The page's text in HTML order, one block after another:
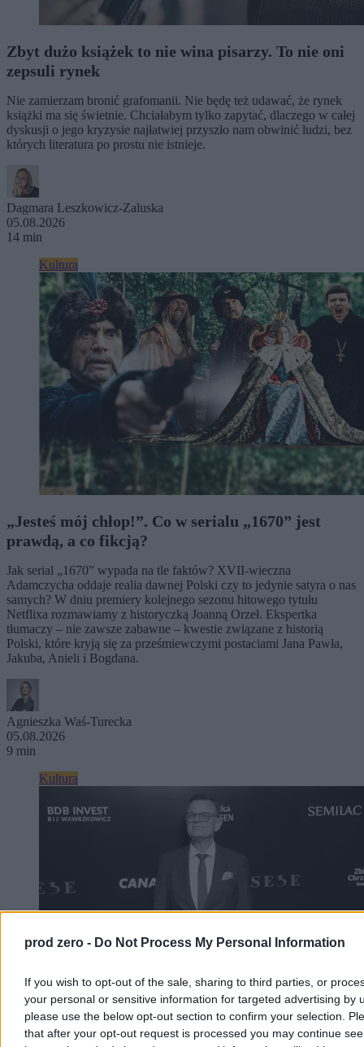
prod zero - Do Not Process My Personal Information
If you wish to opt-out of the sale, sharing to third parties, or
your personal or sensitive information for targeted advertising by
please use the below opt-out section to confirm your selection.
that after your opt-out request is processed you may continue
Zbyt dużo książek to nie wina pisarzy. To nie oni
zepsuli rynek
Nie zamierzam bronić grafomanii. Nie będę też udawać, że rynek
książki ma się świetnie. Chciałabym tylko zapytać, dlaczego w całej
dyskusji o jego kryzysie najłatwiej przyszło nam obwinić ludzi, bez
których literatura po prostu nie istnieje.
Dagmara Leszkowicz-Zaluska
05.08.2026
14 min
Kultura
„Jesteś mój chłop!”. Co w serialu „1670” jest
prawdą, a co fikcją?
Jak serial „1670” wypada na tle faktów? XVII-wieczna
Adamczycha oddaje realia dawnej Polski czy to jedynie satyra o nas
samych? W dniu premiery kolejnego sezonu hitowego tytułu
Netflixa rozmawiamy z historyczką Joanną Orzeł. Ekspertka
tłumaczy – nie zawsze zabawne – kwestie związane z historią
Polski, które kryją się za prześmiewczymi postaciami Jana Pawła,
Jakuba, Anieli i Bogdana.
Agnieszka Waś-Turecka
05.08.2026
9 min
Kultura
Nie żyje Andrzej Morozowski. Wybitny